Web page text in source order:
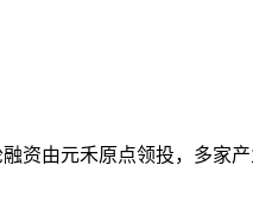
由元禾原点领投，多家